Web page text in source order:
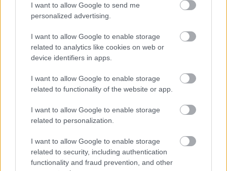
I want to allow Google to send me
personalized advertising.
I want to allow Google to enable storage
related to analytics like cookies on web or
device identifiers in apps.
I want to allow Google to enable storage
related to functionality of the website or app.
I want to allow Google to enable storage
related to personalization.
I want to allow Google to enable storage
related to security, including authentication
functionality and fraud prevention, and other